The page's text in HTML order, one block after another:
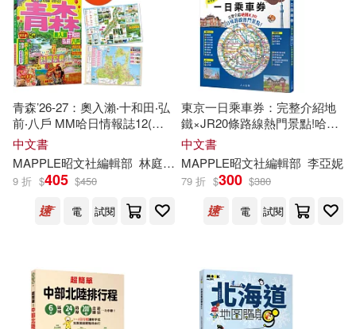
i室設圈 | 漂亮家居編輯部(47)
人民文學出版社編輯部(47)
幼福文化編輯部(47)
瑞昇編輯部(47)
EZ Japan編輯部(45)
麥浩斯編輯部(44)
金安出版事業有限公司(62)
北京出版社(59) 豪風(58)
科學出版社(57)
機械工業出版社(56)
江西美術出版社(56)
黑龍江科學技術出版社(56)
商務印書館國際有限公司(55)
青森’26-27：奧入瀨‧十和田‧弘
前‧八戶 MM哈日情報誌12(二
版)
中文書
MAPPLE昭文社編輯部 林庭安 蔣詩綺
9 折 $405 $450
電
試閱
東京一日乘車券：完整介紹地
鐵×JR20條路線熱門景點!哈日
情報誌45【送免費電子書】
中文書
MAPPLE昭文社編輯部 李亞妮
79 折 $300 $380
電
試閱